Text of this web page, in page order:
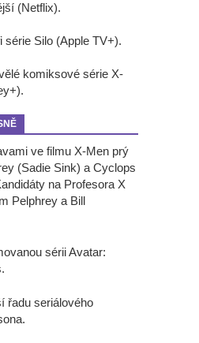
(Netflix).
série Silo (Apple TV+).
komiksové série X-
ve filmu X-Men prý
(Sadie Sink) a Cyclops
na Profesora X
Pelphrey a Bill
sérii Avatar:
řadu seriálového